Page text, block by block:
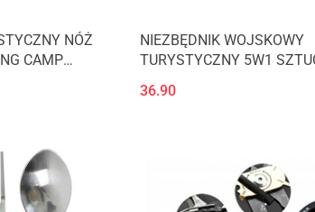
NÓŻ
CAMP
NIEZBĘDNIK WOJSKOWY
TURYSTYCZNY 5W1
36.90